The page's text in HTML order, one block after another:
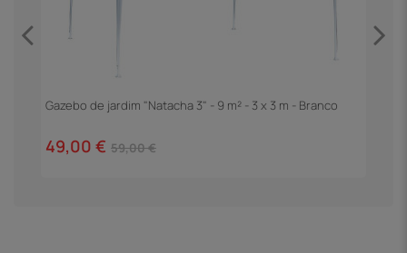
Gazebo de jardim "Natacha 3" - 9 m² - 3 x 3 m - Branco
49,00 € 59,00 €